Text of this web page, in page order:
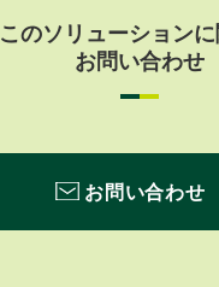
このソリューション
お問い合わせ
お問い合わせ